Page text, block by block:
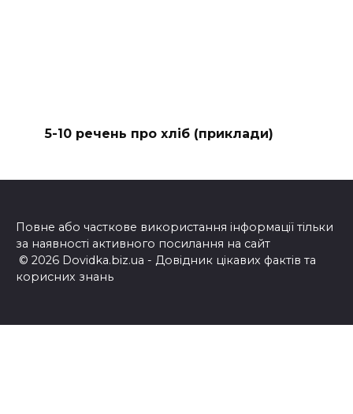
5-10 речень про хліб (приклади)
Повне або часткове використання інформації тільки
за наявності активного посилання на сайт
© 2026 Dovidka.biz.ua - Довідник цікавих фактів та
корисних знань